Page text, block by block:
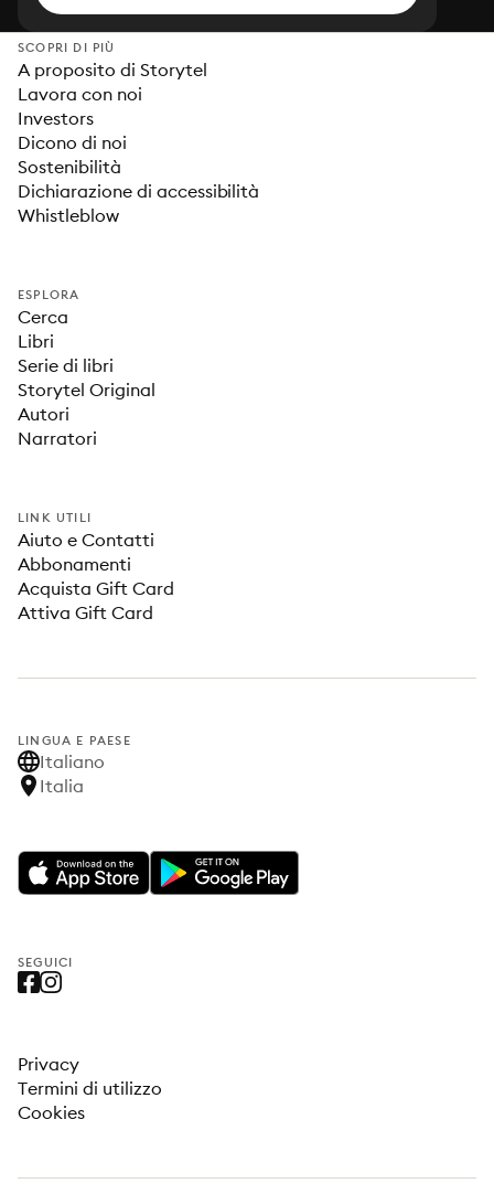
SCOPRI DI PIÙ
A proposito di Storytel
Lavora con noi
Investors
Dicono di noi
Sostenibilità
Dichiarazione di accessibilità
Whistleblow
ESPLORA
Cerca
Libri
Serie di libri
Storytel Original
Autori
Narratori
LINK UTILI
Aiuto e Contatti
Abbonamenti
Acquista Gift Card
Attiva Gift Card
LINGUA E PAESE
Italiano
Italia
SEGUICI
Privacy
Termini di utilizzo
Cookies